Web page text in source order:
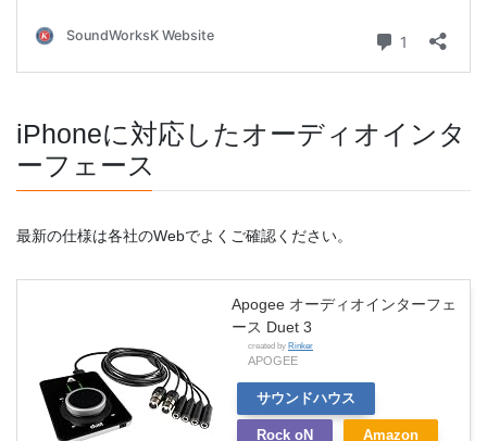
iPhoneに対応したオーディオインタ
ーフェース
最新の仕様は各社のWebでよくご確認ください。
Apogee オーディオインターフェ
ース Duet 3
created by Rinker
APOGEE
サウンドハウス
Rock oN Amazon